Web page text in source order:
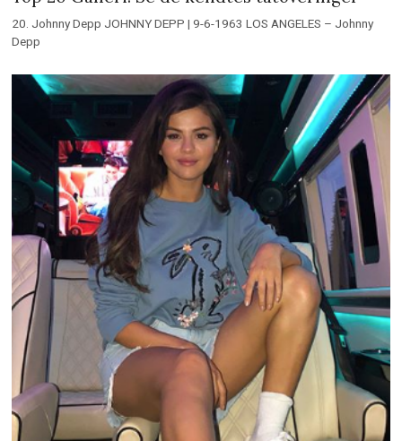
20. Johnny Depp JOHNNY DEPP | 9-6-1963 LOS ANGELES – Johnny
Depp